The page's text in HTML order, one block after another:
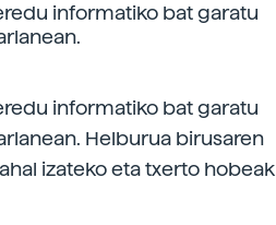
informatiko bat garatu
informatiko bat garatu
Helburua birusaren
izateko eta txerto hobeak